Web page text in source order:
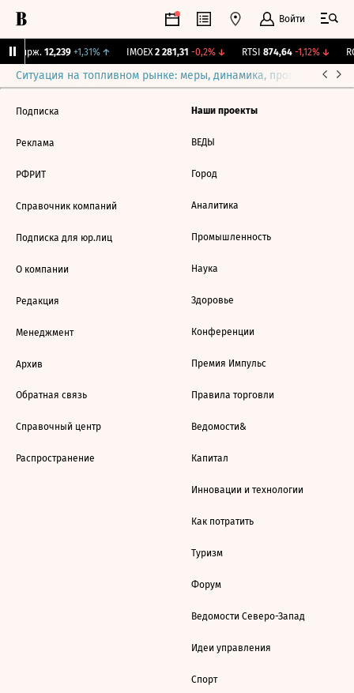
Войти
Бирж. 12,239 +1,31%↑ IMOEX 2 281,31 -0,2%↓ RTSI 874,64 -1,12%↓
Ситуация на топливном рынке: меры, динамика, прогнозы
Подписка
Реклама
РФРИТ
Справочник компаний
Подписка для юр.лиц
О компании
Редакция
Менеджмент
Архив
Обратная связь
Справочный центр
Распространение
Наши проекты
ВЕДЫ
Город
Аналитика
Промышленность
Наука
Здоровье
Конференции
Премия Импульс
Правила торговли
Ведомости&
Капитал
Инновации и технологии
Как потратить
Туризм
Форум
Ведомости Северо-Запад
Идеи управления
Спорт